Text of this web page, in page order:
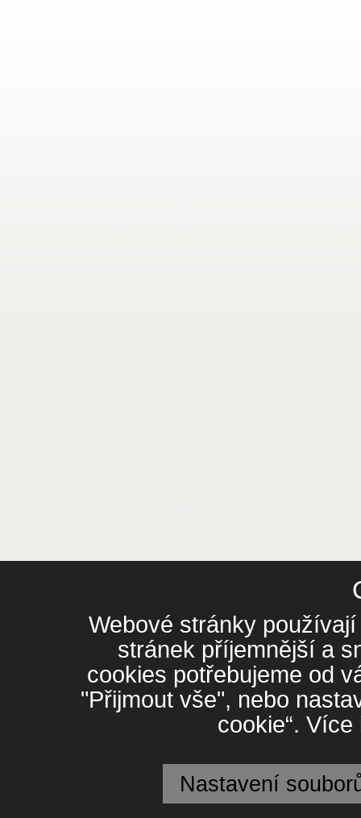
Webové stránky
stránek příjemnější a
cookies potřebujeme od
"Přijmout vše", nebo
cookie“.
Nastavení